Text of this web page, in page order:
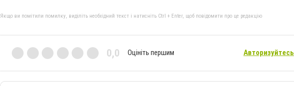
Якщо ви помітили помилку, виділіть необхідний текст і натисніть Ctrl + Enter, щоб повідомити про це редакцію
0,0 Оцініть першим Авторизуйтесь